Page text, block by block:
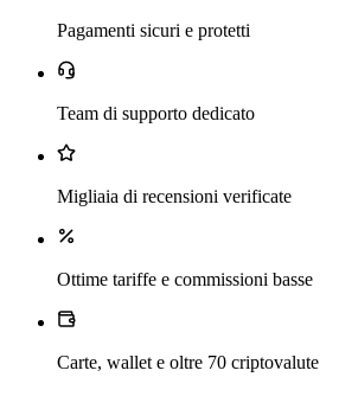
Pagamenti sicuri e protetti
Team di supporto dedicato
Migliaia di recensioni verificate
Ottime tariffe e commissioni basse
Carte, wallet e oltre 70 criptovalute